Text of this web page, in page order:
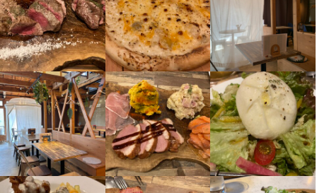
が仲良いだけでなく、アルバイトさんも大学生さんが多くて年齢
も近いので、一緒に働く皆が仲良しでプライベートで一緒に遊び
この仕事のおすすめポイント
＼長く働ける環境◎／
経験やスキルに合わせてスタート給与を設定しています♪月給32
万円以上も可！最大月給は45万円で、県内でもトップクラスの高
待遇をご用意しています◎
が仲良いだけでなく、アルバイトさんも大学生さんが多くて年齢
も近いので、一緒に働く皆が仲良しでプライベートで一緒に遊び
この仕事のおすすめポイント
＼長く働ける環境◎／
経験やスキルに合わせてスタート給与を設定しています♪月給32
万円以上も可！最大月給は45万円で、県内でもトップクラスの高
待遇をご用意しています◎
希望シフト提出で働きやすさ抜群！昼間だけの勤務、夕方・遅め
出勤などもお気軽にご相談ください。土日のみ働きたいWワーク
の希望の方も大歓迎です★
ランチタイムだけでも働けるので、子育て中の主婦(夫)さんも朝や
夕方に家事と両立できます♪また、子供が急に熱を出したときなど
も気軽に相談できる環境です！
＼＼初アルバイト・初飲食のお仕事の方へ／／
誰もが、みんな最初は未経験からスタートしてます！出来なかっ
た事が出来るようになるのって楽しいですよね！私達も同じスタ
ートですので、一緒に成長していけたら良いなと思っています♪
この仕事のおすすめポイント
＼＼オシャレ自由！とにかく楽しい職場です／／
当店では、働く皆様の個性を大事にしていますので、
髪色・髪型・(ネイルは常識の範囲内)など全て自由♪
楽しく働ける環境をご用意しています♪
＼＼人間関係◎アットホームで楽しい職場です／／
社員さん・アルバイトスタッフさんの垣根がなく、皆んな仲良
し！煩わしい人間関係などはありません♪困った時はスタッフ皆ん
この仕事のおすすめポイント
＼＼オシャレ自由！とにかく楽しい職場です／／
当店では、働く皆様の個性を大事にしていますので、
髪色・髪型・(ネイルは常識の範囲内)など全て自由♪
楽しく働ける環境をご用意しています♪
＼＼人間関係◎アットホームで楽しい職場です／／
社員さん・アルバイトスタッフさんの垣根がなく、皆んな仲良
し！煩わしい人間関係などはありません♪困った時はスタッフ皆ん
希望シフト提出で働きやすさ抜群！昼間だけの勤務、夕方・遅め
出勤などもお気軽にご相談ください。土日のみ働きたいWワーク
の希望の方も大歓迎です★
ランチタイムだけでも働けるので、子育て中の主婦(夫)さんも朝や
夕方に家事と両立できます♪また、子供が急に熱を出したときなど
も気軽に相談できる環境です！
＼＼初アルバイト・初飲食のお仕事の方へ／／
誰もが、みんな最初は未経験からスタートしてます！出来なかっ
た事が出来るようになるのって楽しいですよね！私達も同じスタ
ートですので、一緒に成長していけたら良いなと思っています♪